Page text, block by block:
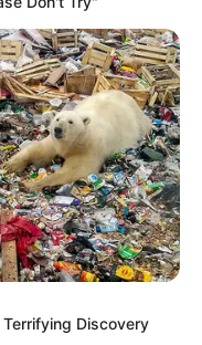
Discovery